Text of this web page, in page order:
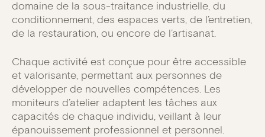
domaine de la sous-traitance industrielle, du
conditionnement, des espaces verts, de l’entretien,
de la restauration, ou encore de l’artisanat.
Chaque activité est conçue pour être accessible
et valorisante, permettant aux personnes de
développer de nouvelles compétences. Les
moniteurs d’atelier adaptent les tâches aux
capacités de chaque individu, veillant à leur
épanouissement professionnel et personnel.